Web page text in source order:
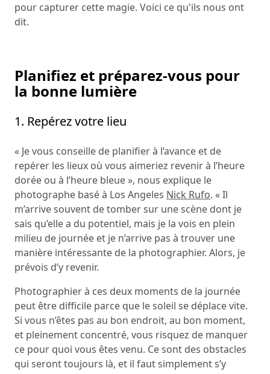
pour capturer cette magie. Voici ce qu'ils nous ont
dit.
Planifiez et préparez-vous pour
la bonne lumière
1. Repérez votre lieu
« Je vous conseille de planifier à l’avance et de
repérer les lieux où vous aimeriez revenir à l’heure
dorée ou à l’heure bleue », nous explique le
photographe basé à Los Angeles Nick Rufo. « Il
m’arrive souvent de tomber sur une scène dont je
sais qu’elle a du potentiel, mais je la vois en plein
milieu de journée et je n’arrive pas à trouver une
manière intéressante de la photographier. Alors, je
prévois d’y revenir.
Photographier à ces deux moments de la journée
peut être difficile parce que le soleil se déplace vite.
Si vous n’êtes pas au bon endroit, au bon moment,
et pleinement concentré, vous risquez de manquer
ce pour quoi vous êtes venu. Ce sont des obstacles
qui seront toujours là, et il faut simplement s’y